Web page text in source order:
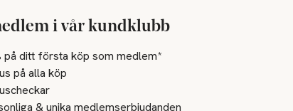
i vår kundklubb
på ditt första köp som medlem*
på alla köp
& unika medlemserbjudanden